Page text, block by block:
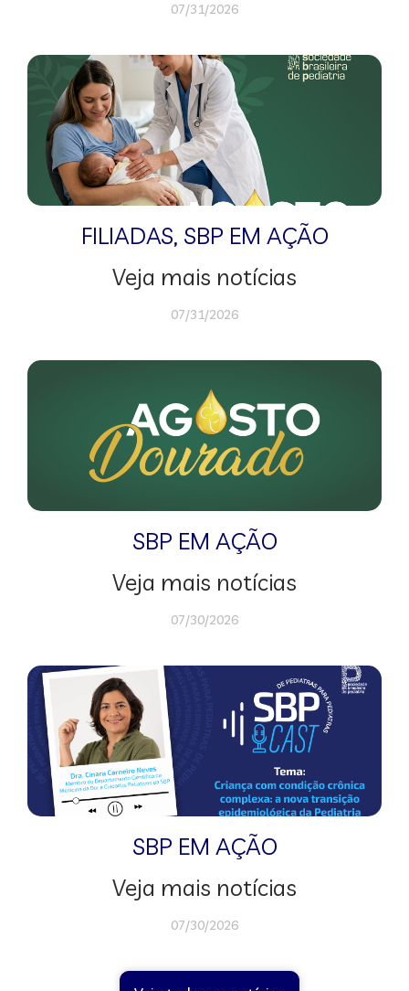
07/31/2026
FILIADAS, SBP EM AÇÃO
Veja mais notícias
07/31/2026
SBP EM AÇÃO
Veja mais notícias
07/30/2026
SBP EM AÇÃO
Veja mais notícias
07/30/2026